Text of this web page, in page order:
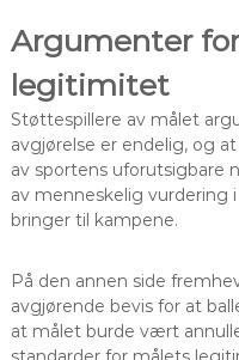
Argumenter
legitimitet
Støttespillere av målet
avgjørelse er endelig, og
av sportens uforutsigbare
av menneskelig
bringer til kampene.
På den annen side
avgjørende bevis for at
at målet burde vært